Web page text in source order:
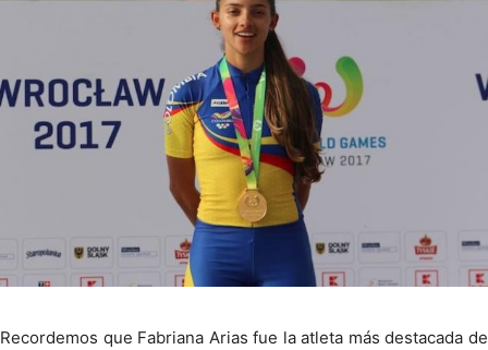
Recordemos que Fabriana Arias fue la atleta más destacada de